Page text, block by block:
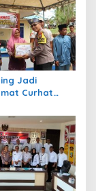
Jadi
Curhat
dan